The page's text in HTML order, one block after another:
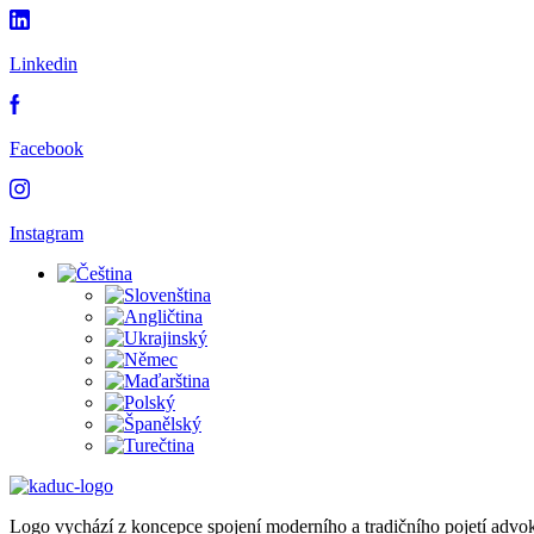
Linkedin
Facebook
Instagram
Logo vychází z koncepce spojení moderního a tradičního pojetí